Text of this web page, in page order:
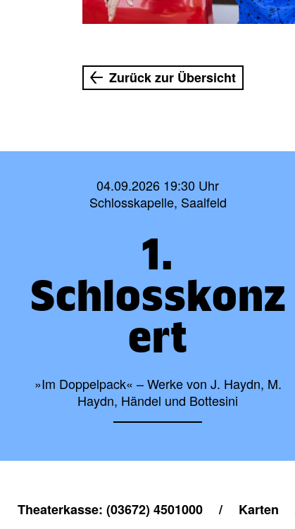
Zurück zur Übersicht
04.09.2026 19:30 Uhr
Schlosskapelle, Saalfeld
1.
Schlosskonz
ert
»Im Doppelpack« – Werke von J. Haydn, M.
Haydn, Händel und Bottesini
Theaterkasse: (03672) 4501000 / Karten